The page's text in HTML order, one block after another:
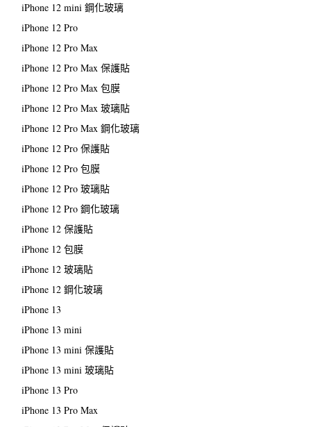
iPhone 12 mini 鋼化玻璃
iPhone 12 Pro
iPhone 12 Pro Max
iPhone 12 Pro Max 保護貼
iPhone 12 Pro Max 包膜
iPhone 12 Pro Max 玻璃貼
iPhone 12 Pro Max 鋼化玻璃
iPhone 12 Pro 保護貼
iPhone 12 Pro 包膜
iPhone 12 Pro 玻璃貼
iPhone 12 Pro 鋼化玻璃
iPhone 12 保護貼
iPhone 12 包膜
iPhone 12 玻璃貼
iPhone 12 鋼化玻璃
iPhone 13
iPhone 13 mini
iPhone 13 mini 保護貼
iPhone 13 mini 玻璃貼
iPhone 13 Pro
iPhone 13 Pro Max